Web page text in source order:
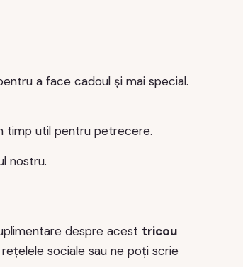
a face cadoul și mai special.
timp util pentru petrecere.
nostru.
despre acest tricou
sociale sau ne poți scrie